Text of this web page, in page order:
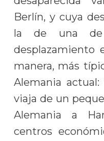
Berlín, y cuya
la de una de
desplazamiento
manera, más
Alemania
viaja de un
Alemania a
centros